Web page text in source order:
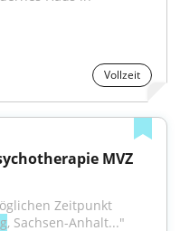
Vollzeit
MVZ
Zeitpunkt
, Sachsen-Anhalt..."